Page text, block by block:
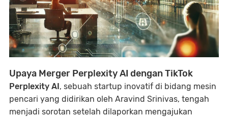
Upaya Merger Perplexity AI dengan TikTok
Perplexity AI, sebuah startup inovatif di bidang mesin
pencari yang didirikan oleh Aravind Srinivas, tengah
menjadi sorotan setelah dilaporkan mengajukan